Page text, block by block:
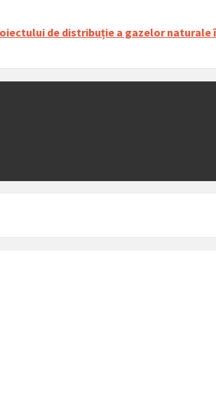
de distribuție a gazelor naturale